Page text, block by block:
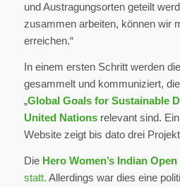
und Austragungsorten geteilt
zusammen arbeiten, können wir
erreichen.“
In einem ersten Schritt werden
gesammelt und kommuniziert,
„Global Goals for Sustainable
United Nationsrelevant sind.
Website zeigt bis dato drei
Die Hero Women’s Indian Open
statt. Allerdings war dies eine